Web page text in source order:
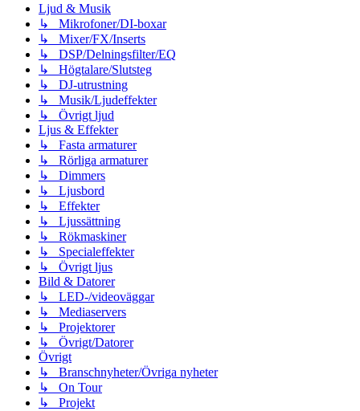
Ljud & Musik
↳ Mikrofoner/DI-boxar
↳ Mixer/FX/Inserts
↳ DSP/Delningsfilter/EQ
↳ Högtalare/Slutsteg
↳ DJ-utrustning
↳ Musik/Ljudeffekter
↳ Övrigt ljud
Ljus & Effekter
↳ Fasta armaturer
↳ Rörliga armaturer
↳ Dimmers
↳ Ljusbord
↳ Effekter
↳ Ljussättning
↳ Rökmaskiner
↳ Specialeffekter
↳ Övrigt ljus
Bild & Datorer
↳ LED-/videoväggar
↳ Mediaservers
↳ Projektorer
↳ Övrigt/Datorer
Övrigt
↳ Branschnyheter/Övriga nyheter
↳ On Tour
↳ Projekt